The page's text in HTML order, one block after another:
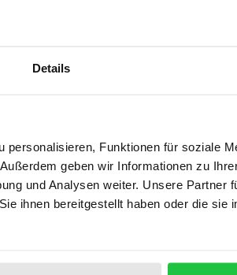
Details
Funktionen für soziale
geben wir Informationen zu
und Analysen weiter. Unsere Partner
ihnen bereitgestellt haben oder die sie
data
stellt sich auch für die